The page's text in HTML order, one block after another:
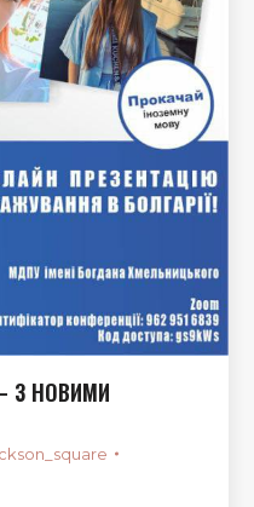
– З НОВИМИ